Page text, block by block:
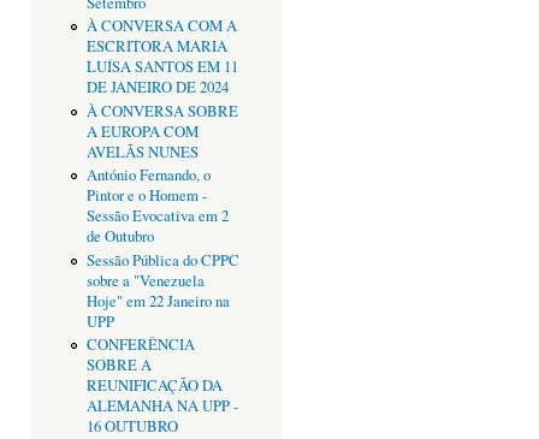
À CONVERSA COM A
ESCRITORA MARIA
LUÍSA SANTOS EM 11
DE JANEIRO DE 2024
À CONVERSA SOBRE
A EUROPA COM
AVELÃS NUNES
António Fernando, o
Pintor e o Homem -
Sessão Evocativa em 2
de Outubro
Sessão Pública do CPPC
sobre a "Venezuela
Hoje" em 22 Janeiro na
UPP
CONFERÊNCIA
SOBRE A
REUNIFICAÇÃO DA
ALEMANHA NA UPP -
16 OUTUBRO